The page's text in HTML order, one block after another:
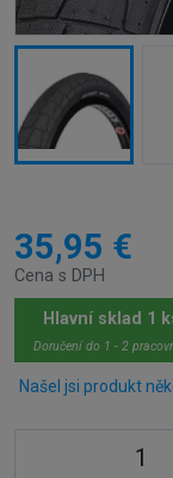
35,95 €
Cena s DPH
Hlavní sklad 1
Doručení do 1 - 2
Našel jsi produkt